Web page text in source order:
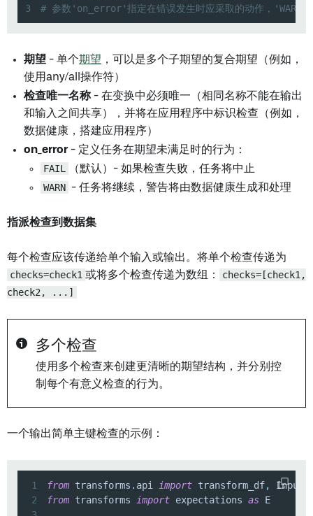
3
# 参数'on_error'指定在错误发生时应采取的动作，'WARN/
期望 - 单个期望 ，可以是多个子期望的复合期望（例如，
使用any/all操作符）
检查唯一名称- 在变换中必须唯一（相同名称不能在输出
和输入之间共享），并将在应用程序中标识检查（例如，
数据健康，搭建应用程序）
on_error- 定义任务在期望未满足时的行为：
FAIL
（默认）- 如果检查失败，任务将中止
WARN - 任务将继续，警告将由数据健康生成和处理
指派检查到数据集
每个检查应该传递给单个输入或输出。将单个检查传递为
checks=check1 或将多个检查传递为数组：
checks=[check1,
check2, ...]
多个检查
使用多个检查来创建更清晰的期望结构，并分别控
制每个有意义检查的行为。
一个输出简单主键检查的示例：
1 from transforms . api import transform_df, Input
2
from transforms import expectations as